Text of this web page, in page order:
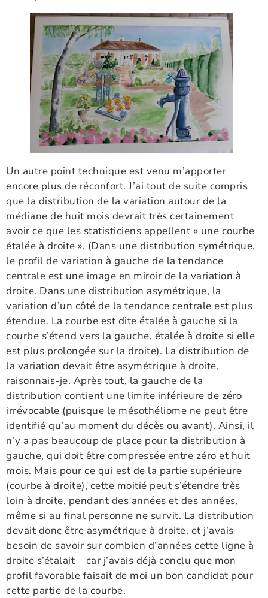
Un autre point technique est venu m’apporter
encore plus de réconfort. J’ai tout de suite compris
que la distribution de la variation autour de la
médiane de huit mois devrait très certainement
avoir ce que les statisticiens appellent « une courbe
étalée à droite ». (Dans une distribution symétrique,
le profil de variation à gauche de la tendance
centrale est une image en miroir de la variation à
droite. Dans une distribution asymétrique, la
variation d’un côté de la tendance centrale est plus
étendue. La courbe est dite étalée à gauche si la
courbe s’étend vers la gauche, étalée à droite si elle
est plus prolongée sur la droite). La distribution de
la variation devait être asymétrique à droite,
raisonnais-je. Après tout, la gauche de la
distribution contient une limite inférieure de zéro
irrévocable (puisque le mésothéliome ne peut être
identifié qu’au moment du décès ou avant). Ainsi, il
n’y a pas beaucoup de place pour la distribution à
gauche, qui doit être compressée entre zéro et huit
mois. Mais pour ce qui est de la partie supérieure
(courbe à droite), cette moitié peut s’étendre très
loin à droite, pendant des années et des années,
même si au final personne ne survit. La distribution
devait donc être asymétrique à droite, et j’avais
besoin de savoir sur combien d’années cette ligne à
droite s’étalait – car j’avais déjà conclu que mon
profil favorable faisait de moi un bon candidat pour
cette partie de la courbe.